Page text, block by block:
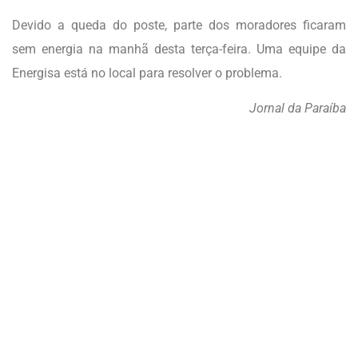
Devido a queda do poste, parte dos moradores ficaram
sem energia na manhã desta terça-feira. Uma equipe da
Energisa está no local para resolver o problema.
Jornal da Paraíba